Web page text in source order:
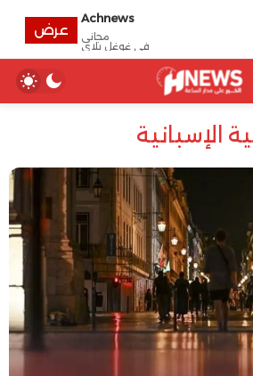
الإسبانية
Achnews
مجانى
في غوغل بلاي
عرض